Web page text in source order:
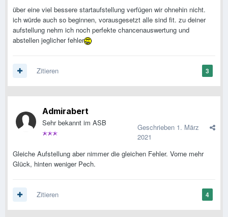
über eine viel bessere startaufstellung verfügen wir ohnehin nicht.
ich würde auch so beginnen, vorausgesetzt alle sind fit. zu deiner
aufstellung nehm ich noch perfekte chancenauswertung und
abstellen jeglicher fehler
3
Zitieren
Admirabert
Sehr bekannt im ASB Geschrieben 1. März
2021
Gleiche Aufstellung aber nimmer die gleichen Fehler. Vorne mehr
Glück, hinten weniger Pech.
4
Zitieren